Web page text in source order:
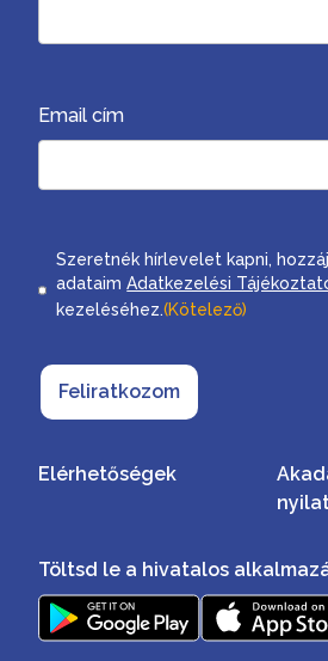
Email cím
Consent
Szeretnék hírlevelet kapni,
adataimAdatkezelési
kezeléséhez.(Kötelező)
Feliratkozom
Elérhetőségek
Töltsd le a hivatalos